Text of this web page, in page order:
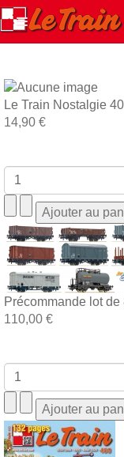
Le Train Nostalgie 40
14,90 €
Précommande lot
110,00 €